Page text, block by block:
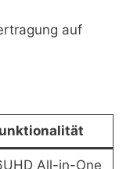
auf
All-in-One